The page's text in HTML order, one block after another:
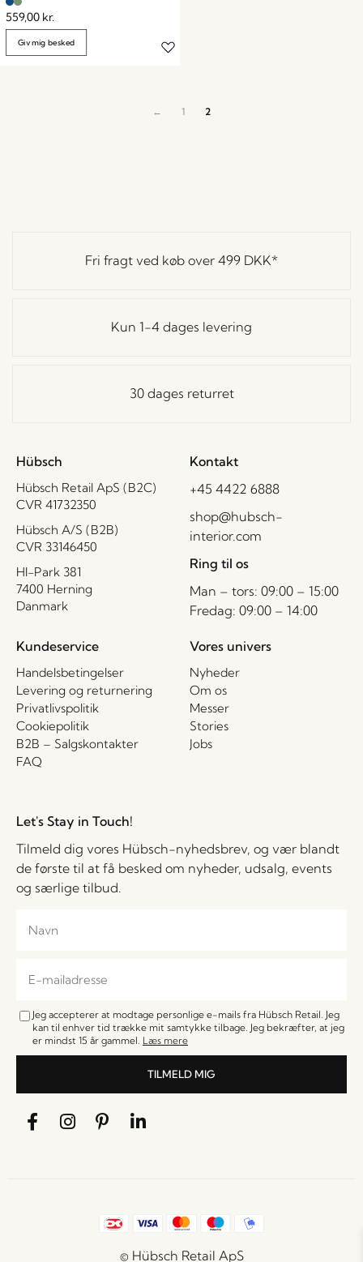
559,00 kr.
Giv mig besked
← 1 2
Fri fragt ved køb over 499 DKK*
Kun 1-4 dages levering
30 dages returret
Hübsch
Hübsch Retail ApS (B2C)
CVR 41732350
Hübsch A/S (B2B)
CVR 33146450
HI-Park 381
7400 Herning
Danmark
Kontakt
+45 4422 6888
shop@hubsch-
interior.com
Ring til os
Man – tors: 09:00 – 15:00
Fredag: 09:00 – 14:00
Kundeservice
Handelsbetingelser
Levering og returnering
Privatlivspolitik
Cookiepolitik
B2B – Salgskontakter
FAQ
Vores univers
Nyheder
Om os
Messer
Stories
Jobs
Let's Stay in Touch!
Tilmeld dig vores Hübsch-nyhedsbrev, og vær blandt
de første til at få besked om nyheder, udsalg, events
og særlige tilbud.
Jeg accepterer at modtage personlige e-mails fra Hübsch Retail. Jeg
kan til enhver tid trække mit samtykke tilbage. Jeg bekræfter, at jeg
er mindst 15 år gammel. Læs mere
TILMELD MIG
© Hübsch Retail ApS